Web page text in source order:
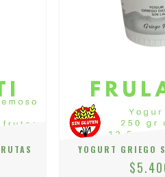
YOGURT GRIEGO